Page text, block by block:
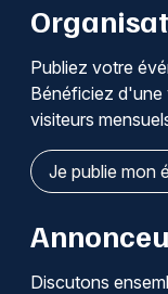
Publiez votre
Bénéficiez d'une
visiteurs
Je publie mon
Discutons